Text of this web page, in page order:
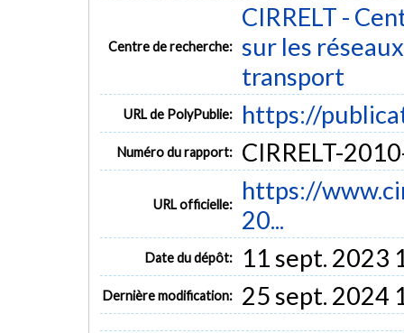
Centre de recherche:
CIRRELT -
sur les
transport
URL de PolyPublie: https://
Numéro du rapport: CIRRELT-
URL officielle:
https://
20...
Date du dépôt: 11 sept. 2023
Dernière modification: 25 sept. 2024